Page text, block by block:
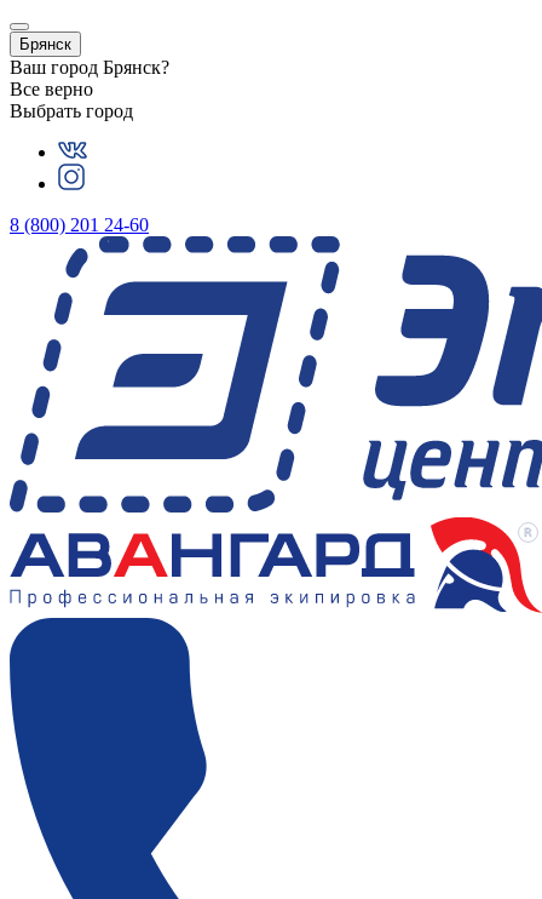
Брянск
Ваш город Брянск?
Все верно
Выбрать город
8 (800) 201 24-60